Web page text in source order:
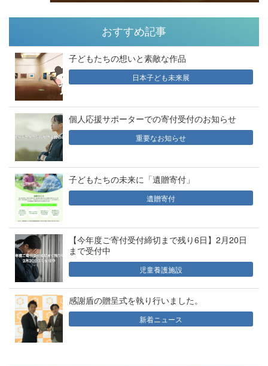
おすすめ記事
子どもたちの想いと素敵な作品
日本子ども未来展
個人応援サポーターでの寄付受付のお知らせ
重要なお知らせ
子どもたちの未来に「遺贈寄付」
遺贈寄付
【今年度ご寄付受付締切まで残り6日】2月20日
まで受付中
児童養護施設
感謝盾の贈呈式を執り行いました。
新着ニュース